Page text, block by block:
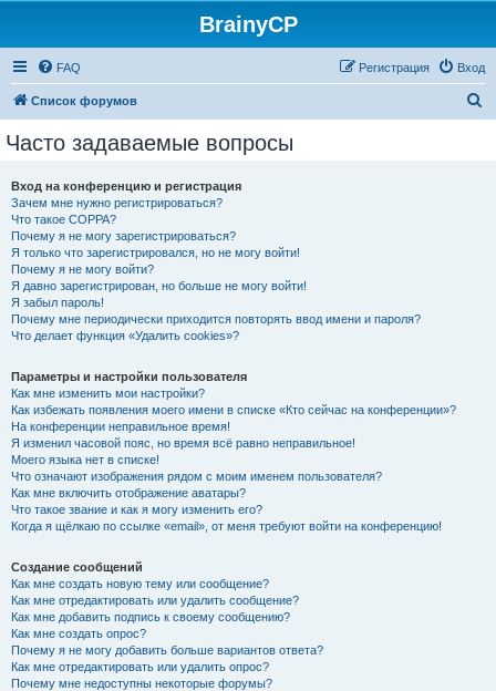
BrainyCP
FAQ Вход
Регистрация
Список форумов
Часто задаваемые вопросы
Вход на конференцию и регистрация
Зачем мне нужно регистрироваться?
Что такое COPPA?
Почему я не могу зарегистрироваться?
Я только что зарегистрировался, но не могу войти!
Почему я не могу войти?
Я давно зарегистрирован, но больше не могу войти!
Я забыл пароль!
Почему мне периодически приходится повторять ввод имени и пароля?
Что делает функция «Удалить cookies»?
Параметры и настройки пользователя
Как мне изменить мои настройки?
Как избежать появления моего имени в списке «Кто сейчас на конференции»?
На конференции неправильное время!
Я изменил часовой пояс, но время всё равно неправильное!
Моего языка нет в списке!
Что означают изображения рядом с моим именем пользователя?
Как мне включить отображение аватары?
Что такое звание и как я могу изменить его?
Когда я щёлкаю по ссылке «email», от меня требуют войти на конференцию!
Создание сообщений
Как мне создать новую тему или сообщение?
Как мне отредактировать или удалить сообщение?
Как мне добавить подпись к своему сообщению?
Как мне создать опрос?
Почему я не могу добавить больше вариантов ответа?
Как мне отредактировать или удалить опрос?
Почему мне недоступны некоторые форумы?